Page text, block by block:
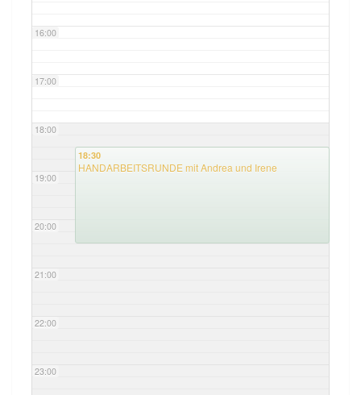
16:00
17:00
18:00
19:00
20:00
21:00
22:00
23:00
18:30
HANDARBEITSRUNDE mit Andrea und Irene